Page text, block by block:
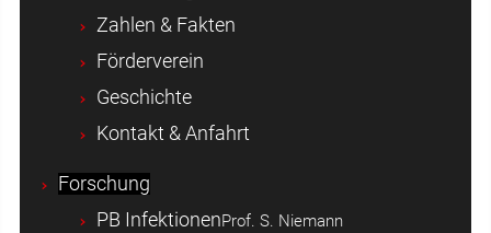
Zahlen & Fakten
Förderverein
Geschichte
Kontakt & Anfahrt
Forschung
PB InfektionenProf. S. Niemann